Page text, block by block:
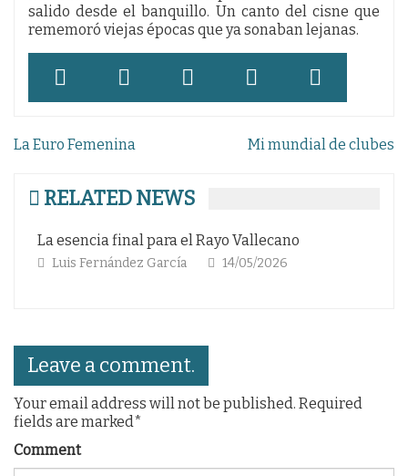
salido desde el banquillo. Un canto del cisne que
rememoró viejas épocas que ya sonaban lejanas.
Navegación
entradas
La Euro Femenina Mi mundial de clubes
RELATED NEWS
2026
La Copa del rey del Motherwell
Luis Fernández García
Leave a comment.
Your email address will not be published. Required
fields are marked*
Comment